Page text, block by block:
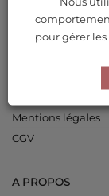
Mot de passe
Mentions légales
CGV
A PROPOS
pour gérer